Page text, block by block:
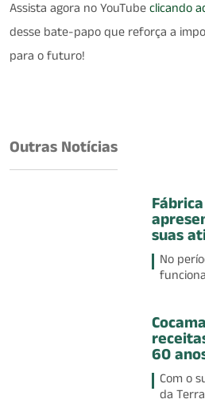
Assista agora no YouTubeclicando
desse bate-papo que reforça a
para o futuro!
Outras Notícias
suas
No
60
Com o
da